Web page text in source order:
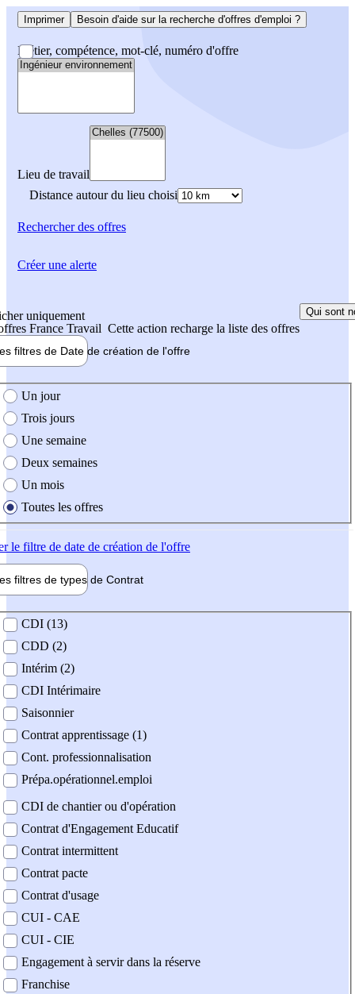
Imprimer Besoin d'aide sur la recherche d'offres d'emploi ?
Métier, compétence, mot-clé, numéro d'offre
Lieu de travail
Distance autour du lieu choisi
Rechercherdes offres
uniquement
France Travail Cette action recharge la liste des offres
Qui sont
filtres de Date de création de l'offre
création de l'offre
Un jour
Trois jours
Une semaine
Deux semaines
Un mois
Toutes les offres
le filtre de date de création de l'offre
filtres de types de Contrat
contrat
CDI (13)
CDD (2)
Intérim (2)
CDI Intérimaire
Saisonnier
Contrat apprentissage (1)
Cont. professionnalisation
Prépa.opérationnel.emploi
CDI de chantier ou d'opération
Contrat d'Engagement Educatif
Contrat intermittent
Contrat pacte
Contrat d'usage
CUI - CAE
CUI - CIE
Engagement à servir dans la réserve
Franchise
Créer une alerte